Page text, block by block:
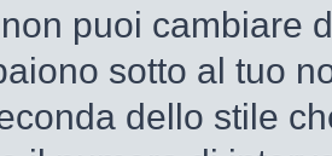
puoi cambiare
sotto al tuo
dello stile